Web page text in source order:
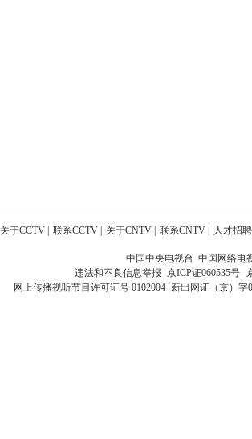
关于CCTV 联系CCTV 关于CNTV 联系CNTV 人才招聘
中国中央电视台 中国网络电
违法和不良信息举报 京ICP证060535号
网上传播视听节目许可证号 0102004 新出网证（京）